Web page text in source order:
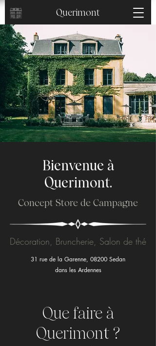
Querimont
Bienvenue à
Querimont.
Concept Store de Campagne
Décoration, Bruncherie, Salon de thé
31 rue de la Garenne, 08200 Sedan
dans les Ardennes
Que faire à
Querimont ?